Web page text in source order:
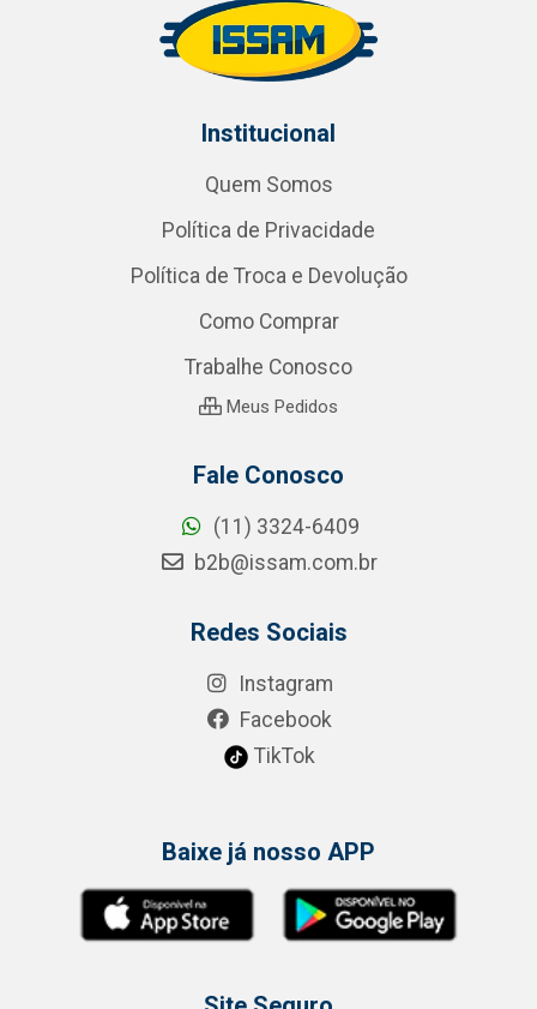
Institucional
Quem Somos
Política de Privacidade
Política de Troca e Devolução
Como Comprar
Trabalhe Conosco
Meus Pedidos
Fale Conosco
(11) 3324-6409
b2b@issam.com.br
Redes Sociais
Instagram
Facebook
TikTok
Baixe já nosso APP